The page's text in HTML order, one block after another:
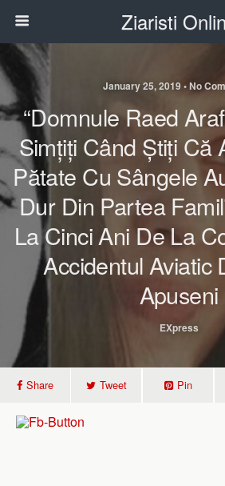
Ziaristi
January 25, 2019 • No
“Domnule Raed
Simțiți Când Știți Că
Pătate Cu Sângele
Dur Din Partea
La Cinci Ani De La
Accidentul Aviatic
Apuseni
EXpress
Share Tweet Pin